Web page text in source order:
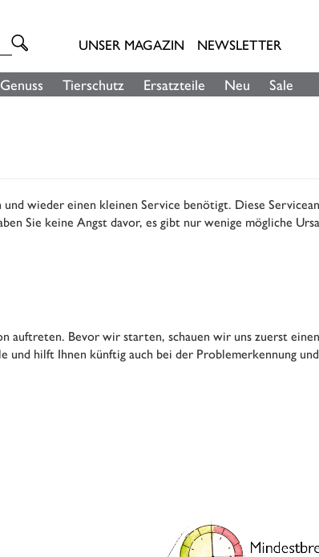
UNSER MAGAZIN NEWSLETTER
Tierschutz Ersatzteile Neu Sale
wieder einen kleinen Service benötigt. Diese
Sie keine Angst davor, es gibt nur wenige mögliche
auftreten. Bevor wir starten, schauen wir uns zuerst
hilft Ihnen künftig auch bei der Problemerkennung